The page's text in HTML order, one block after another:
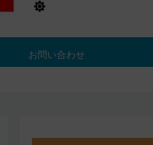
お問い合わせ